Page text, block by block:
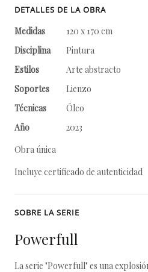
DETALLES DE LA OBRA
Medidas
120 x 170 cm
Disciplina
Pintura
Estilos
Arte abstracto
Soportes
Lienzo
Técnicas
Óleo
Año
2023
Obra única
Incluye certificado de autenticidad
SOBRE LA SERIE
Powerfull
La serie "Powerfull" es una